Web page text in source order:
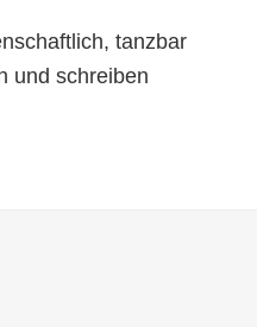
tanzbar
und schreiben